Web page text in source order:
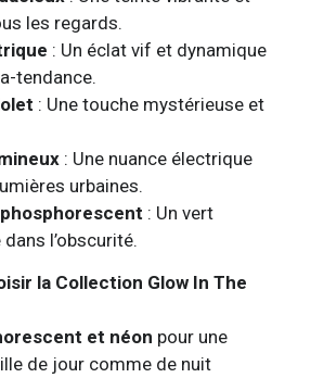
les regards.
: Un éclat vif et dynamique
tendance.
: Une touche mystérieuse et
: Une nuance électrique
urbaines.
: Un vert
l’obscurité.
la Collection Glow In The
et néon pour une
de jour comme de nuit